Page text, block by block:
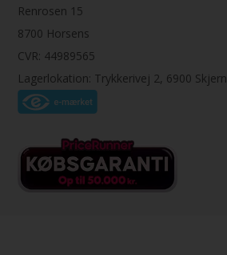
Renrosen 15
8700 Horsens
CVR: 44989565
Lagerlokation: Trykkerivej 2, 6900 Skjern